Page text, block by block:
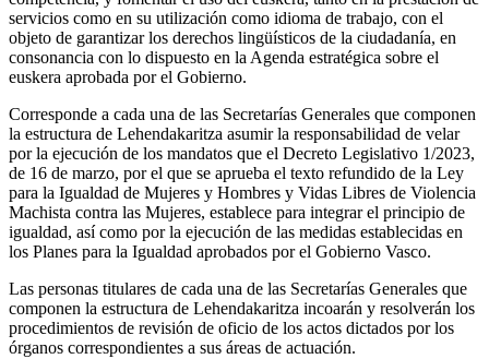
servicios como en su utilización como idioma de trabajo, con el
objeto de garantizar los derechos lingüísticos de la ciudadanía, en
consonancia con lo dispuesto en la Agenda estratégica sobre el
euskera aprobada por el Gobierno.
Corresponde a cada una de las Secretarías Generales que componen
la estructura de Lehendakaritza asumir la responsabilidad de velar
por la ejecución de los mandatos que el Decreto Legislativo 1/2023,
de 16 de marzo, por el que se aprueba el texto refundido de la Ley
para la Igualdad de Mujeres y Hombres y Vidas Libres de Violencia
Machista contra las Mujeres, establece para integrar el principio de
igualdad, así como por la ejecución de las medidas establecidas en
los Planes para la Igualdad aprobados por el Gobierno Vasco.
Las personas titulares de cada una de las Secretarías Generales que
componen la estructura de Lehendakaritza incoarán y resolverán los
procedimientos de revisión de oficio de los actos dictados por los
órganos correspondientes a sus áreas de actuación.